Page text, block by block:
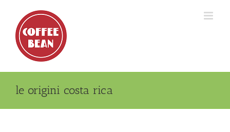
content
le origini costa rica